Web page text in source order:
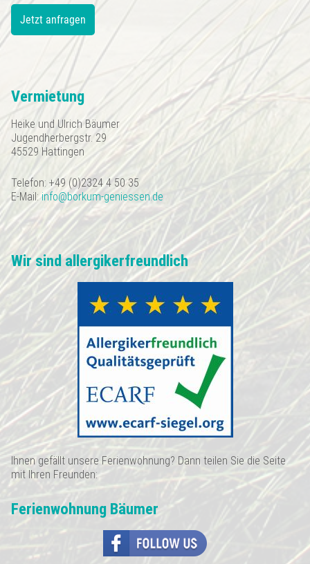
Vermietung
Heike und Ulrich Bäumer
Jugendherbergstr. 29
45529 Hattingen
Telefon: +49 (0)2324 4 50 35
E-Mail:info@borkum-geniessen.de
Wir sind allergikerfreundlich
Ihnen gefällt unsere Ferienwohnung? Dann teilen Sie die Seite
mit Ihren Freunden:
Ferienwohnung Bäumer